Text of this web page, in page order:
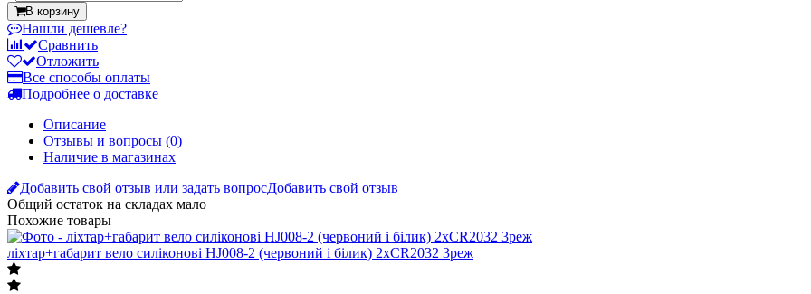
В корзину
Нашли дешевле?
Сравнить
Отложить
Все способы оплаты
Подробнее о доставке
Описание
Отзывы и вопросы (0)
Наличие в магазинах
Добавить свой отзыв или задать вопросДобавить свой отзыв
Общий остаток на складах мало
Похожие товары
ліхтар+габарит вело силіконові HJ008-2 (червоний і білик) 2хCR2032 3реж